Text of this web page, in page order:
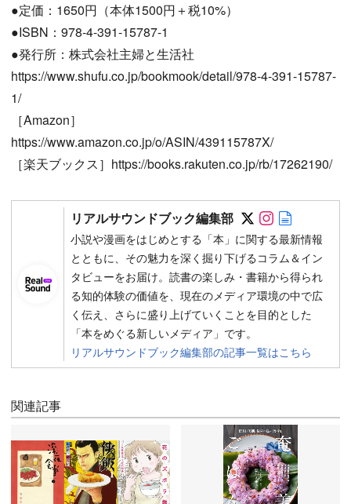
●定価：1650円（本体1500円＋税10%）
●ISBN：978-4-391-15787-1
●発行所：株式会社主婦と生活社
https://www.shufu.co.jp/bookmook/detail/978-4-391-15787-
1/
［Amazon］
https://www.amazon.co.jp/o/ASIN/439115787X/
［楽天ブックス］https://books.rakuten.co.jp/rb/17262190/
リアルサウンドブック編集部 Follow on
Follow on
小説や漫画をはじめとする「本」に関する最新情報
とともに、その魅力を深く掘り下げるコラム＆イン
タビューをお届け。読書の楽しみ・書籍から得られ
る知的体験の価値を、現在のメディア環境の中で広
く伝え、さらに盛り上げていくことを目的とした
「本をめぐる新しいメディア」です。
リアルサウンドブック編集部の記事一覧はこちら
関連記事